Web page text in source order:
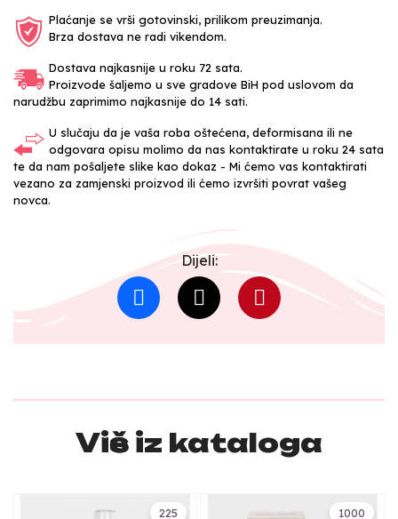
Plaćanje se vrši gotovinski, prilikom preuzimanja.
Brza dostava ne radi vikendom.
Dostava najkasnije u roku 72 sata.
Proizvode šaljemo u sve gradove BiH pod uslovom da
narudžbu zaprimimo najkasnije do 14 sati.
U slučaju da je vaša roba oštećena, deformisana ili ne
odgovara opisu molimo da nas kontaktirate u roku 24 sata
te da nam pošaljete slike kao dokaz - Mi ćemo vas kontaktirati
vezano za zamjenski proizvod ili ćemo izvršiti povrat vašeg
novca.
Dijeli:
Više iz kataloga
225 1000